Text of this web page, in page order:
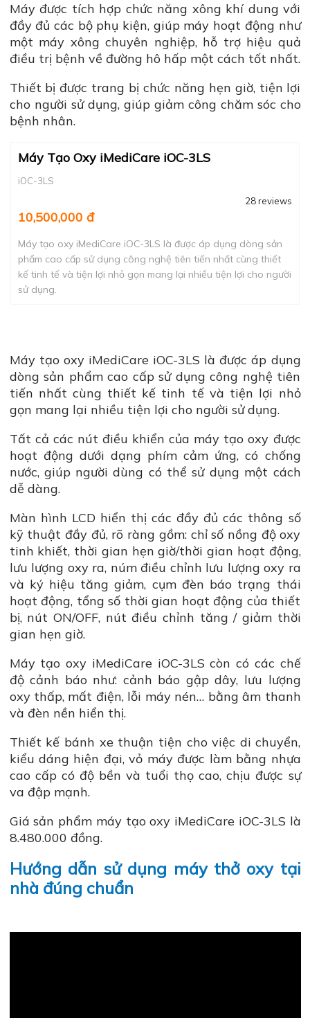
Máy được tích hợp chức năng xông khí dung với
đầy đủ các bộ phụ kiện, giúp máy hoạt động như
một máy xông chuyên nghiệp, hỗ trợ hiệu quả
điều trị bệnh về đường hô hấp một cách tốt nhất.
Thiết bị được trang bị chức năng hẹn giờ, tiện lợi
cho người sử dụng, giúp giảm công chăm sóc cho
bệnh nhân.
Máy Tạo Oxy iMediCare iOC-3LS
iOC-3LS
28 reviews
10,500,000 đ
Máy tạo oxy iMediCare iOC-3LS là được áp dụng dòng sản
phẩm cao cấp sử dụng công nghệ tiên tiến nhất cùng thiết
kế tinh tế và tiện lợi nhỏ gọn mang lại nhiều tiện lợi cho người
sử dụng.
Máy tạo oxy iMediCare iOC-3LS là được áp dụng
dòng sản phẩm cao cấp sử dụng công nghệ tiên
tiến nhất cùng thiết kế tinh tế và tiện lợi nhỏ
gọn mang lại nhiều tiện lợi cho người sử dụng.
Tất cả các nút điều khiển của máy tạo oxy được
hoạt động dưới dạng phím cảm ứng, có chống
nước, giúp người dùng có thể sử dụng một cách
dễ dàng.
Màn hình LCD hiển thị các đầy đủ các thông số
kỹ thuật đầy đủ, rõ ràng gồm: chỉ số nồng độ oxy
tinh khiết, thời gian hẹn giờ/thời gian hoạt động,
lưu lượng oxy ra, núm điều chỉnh lưu lượng oxy ra
và ký hiệu tăng giảm, cụm đèn báo trạng thái
hoạt động, tổng số thời gian hoạt động của thiết
bị, nút ON/OFF, nút điều chỉnh tăng / giảm thời
gian hẹn giờ.
Máy tạo oxy iMediCare iOC-3LS còn có các chế
độ cảnh báo như: cảnh báo gập dây, lưu lượng
oxy thấp, mất điện, lỗi máy nén… bằng âm thanh
và đèn nền hiển thị.
Thiết kế bánh xe thuận tiện cho việc di chuyển,
kiểu dáng hiện đại, vỏ máy được làm bằng nhựa
cao cấp có độ bền và tuổi thọ cao, chịu được sự
va đập mạnh.
Giá sản phẩm máy tạo oxy iMediCare iOC-3LS là
8.480.000 đồng.
Hướng dẫn sử dụng máy thở oxy tại
nhà đúng chuẩn